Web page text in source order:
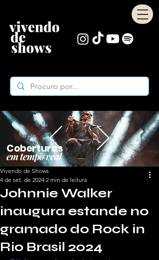
Coberturas
em tempo real
Johnnie Walker
inaugura estande no
gramado do Rock in
Rio Brasil 2024
Vivendo de Shows
4 de set. de 2024 2 min de leitura